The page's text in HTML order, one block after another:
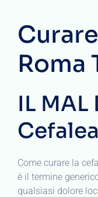
Roma
IL MAL
Come curare la
è il termine
qualsiasi dolore